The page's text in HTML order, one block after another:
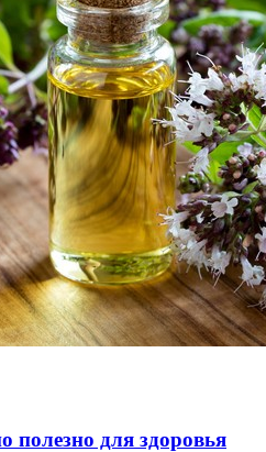
полезно для здоровья